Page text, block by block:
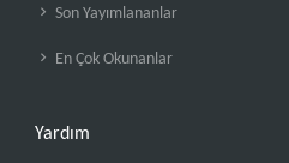
Son Yayımlananlar
En Çok Okunanlar
Yardım